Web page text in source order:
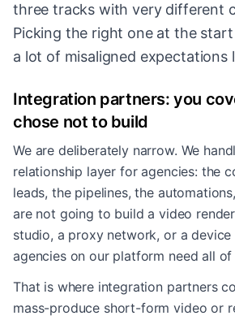
three tracks with very different
Picking the right one at the
a lot of misaligned expectations
Integration partners: you
chose not to build
We are deliberately narrow. We
relationship layer for agencies: the
leads, the pipelines, the
are not going to build a video
studio, a proxy network, or a device
agencies on our platform need all of
That is where integration partners
mass-produce short-form video or